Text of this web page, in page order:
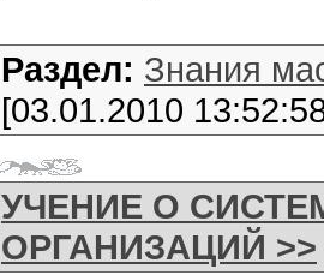
Раздел: Знания
[03.01.2010
УЧЕНИЕ О
ОРГАНИЗАЦИЙ >>